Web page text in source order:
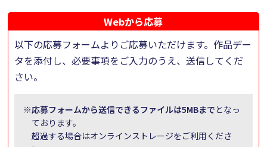
Webから応募
以下の応募フォームよりご応募いただけます。作品デー
タを添付し、必要事項をご入力のうえ、送信してくだ
さい。
※応募フォームから送信できるファイルは5MBまでとなっ
ております。
超過する場合はオンラインストレージをご利用くださ